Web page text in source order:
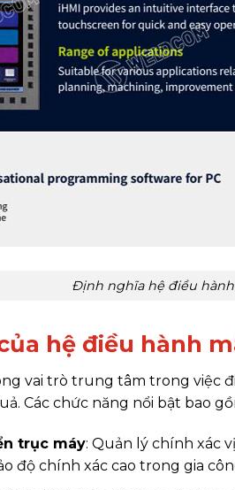
Định nghĩa hệ điều hành
hệ điều hành
vai trò trung tâm trong việc
Các chức năng nổi bật bao
trục máy: Quản lý chính xác
độ chính xác cao trong gia